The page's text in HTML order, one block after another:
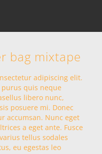
bag mixtape
adipiscing elit.
quis neque
libero nunc,
posuere mi. Donec
accumsan. Nunc eget
a eget ante. Fusce
tellus sodales
eu egestas leo